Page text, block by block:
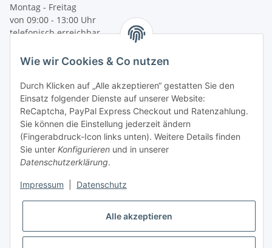
Montag - Freitag
von 09:00 - 13:00 Uhr
telefonisch erreichbar
Tel: +49 (0) 5132 8230689
Fax: +49 (0) 5132 8230693
E-Mail:mail@texcorner.de
Vertrag widerrufen
Wie wir Cookies & Co nutzen
Durch Klicken auf „Alle akzeptieren“ gestatten Sie den
Einsatz folgender Dienste auf unserer Website:
ReCaptcha, PayPal Express Checkout und Ratenzahlung.
Sie können die Einstellung jederzeit ändern
(Fingerabdruck-Icon links unten). Weitere Details finden
Sie unter Konfigurieren und in unserer
Datenschutzerklärung.
Impressum Datenschutz
Alle akzeptieren